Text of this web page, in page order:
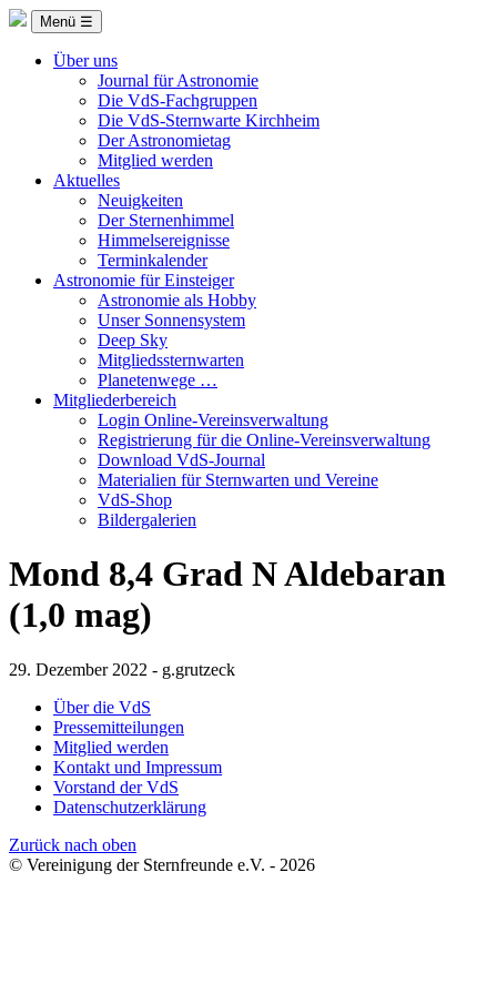
Menü ☰
Über uns
Journal für Astronomie
Die VdS-Fachgruppen
Die VdS-Sternwarte Kirchheim
Der Astronomietag
Mitglied werden
Aktuelles
Neuigkeiten
Der Sternenhimmel
Himmelsereignisse
Terminkalender
Astronomie für Einsteiger
Astronomie als Hobby
Unser Sonnensystem
Deep Sky
Mitgliedssternwarten
Planetenwege …
Mitgliederbereich
Login Online-Vereinsverwaltung
Registrierung für die Online-Vereinsverwaltung
Download VdS-Journal
Materialien für Sternwarten und Vereine
VdS-Shop
Bildergalerien
Mond 8,4 Grad N Aldebaran
(1,0 mag)
29. Dezember 2022 - g.grutzeck
Über die VdS
Pressemitteilungen
Mitglied werden
Kontakt und Impressum
Vorstand der VdS
Datenschutzerklärung
Zurück nach oben
© Vereinigung der Sternfreunde e.V. - 2026